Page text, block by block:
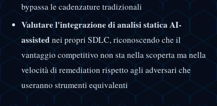
bypassa le cadenzature tradizionali
Valutare l'integrazione di analisi statica AI-
assistednei propri SDLC, riconoscendo che il
vantaggio competitivo non sta nella scoperta ma nella
velocità di remediation rispetto agli adversari che
useranno strumenti equivalenti